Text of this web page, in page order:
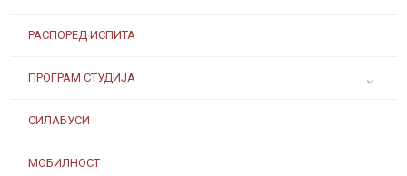
РАСПОРЕД ИСПИТА
ПРОГРАМ СТУДИЈА
СИЛАБУСИ
МОБИЛНОСТ